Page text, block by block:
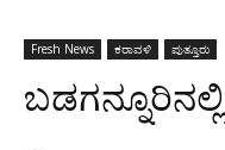
Fresh News ಕರಾವಳಿ ಪುತ್ತೂರು
ಬಡಗನ್ನೂರಿನಲ್ಲಿ